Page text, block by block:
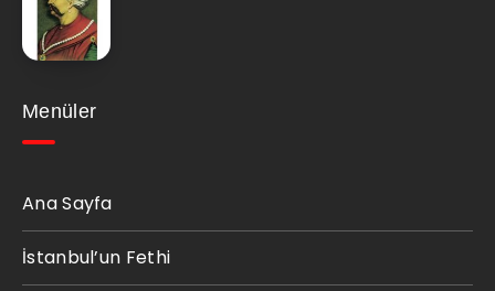
Menüler
Ana Sayfa
İstanbul’un Fethi